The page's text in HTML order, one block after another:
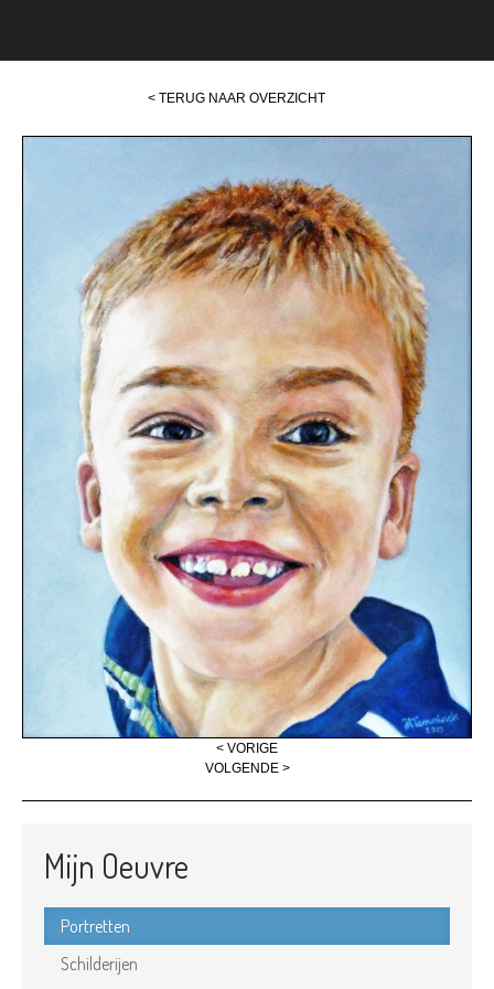
< TERUG NAAR OVERZICHT
< VORIGE
VOLGENDE >
Mijn Oeuvre
Portretten
Schilderijen